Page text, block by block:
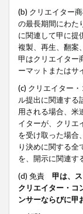
(b) クリエイター
の最長期間にわた
に関連して甲に提
複製、再生、翻案
甲はクリエイター
ーマットまたはサ
(c) クリエイター
ル提出に関連する
用される場合、米
イターが、クリエ
を受け取った場合
り決めに関する全
を、開示に関連す
(d) 免責 甲は、
クリエイター・コ
ンサーならびに甲